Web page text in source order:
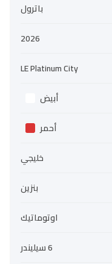
باترول
2026
LE Platinum City
أبيض
أحمر
خليجي
بنزين
اوتوماتيك
6 سيليندر